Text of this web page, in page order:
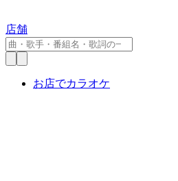
店舗
お店でカラオケ